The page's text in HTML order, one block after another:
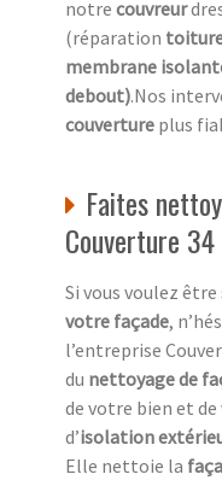
notre couvreur
(réparation
membrane
debout).Nos
couverture plus
Faites
Couverture
Si vous voulez
votre façade,
l’entreprise
du nettoyage de
de votre bien et
d’isolation
Elle nettoie la